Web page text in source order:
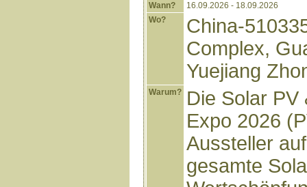
Wann?
16.09.2026 - 18.09.2026
Wo?
China-
Complex,
Yuejiang
Warum?
Die Solar PV
Expo 2026
Aussteller
gesamte